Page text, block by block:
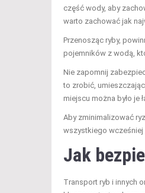
część wody, aby
warto zachować jak
Przenosząc ryby,
pojemników z wodą,
Nie zapomnij
to zrobić,
miejscu można było je
Aby zminimalizować
wszystkiego wcześniej
Jak
Transport ryb i innych